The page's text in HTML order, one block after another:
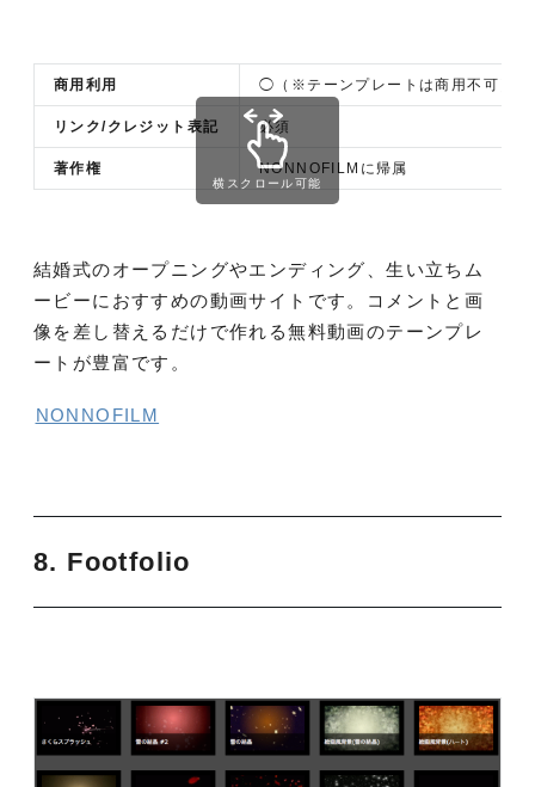
商用利用 ◯（※テーンプレートは商用不可）
リンク/クレジット表記 必須
著作権 NONNOFILMに帰属
横スクロール可能
結婚式のオープニングやエンディング、生い立ちム
ービーにおすすめの動画サイトです。コメントと画
像を差し替えるだけで作れる無料動画のテーンプレ
ートが豊富です。
NONNOFILM
8. Footfolio